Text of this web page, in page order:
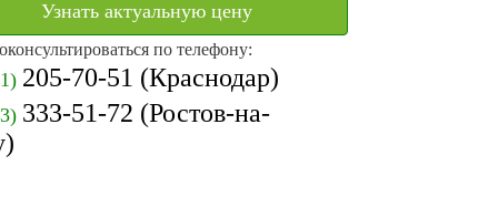
Узнать актуальную цену
по телефону:
205-70-51 (Краснодар)
333-51-72 (Ростов-на-